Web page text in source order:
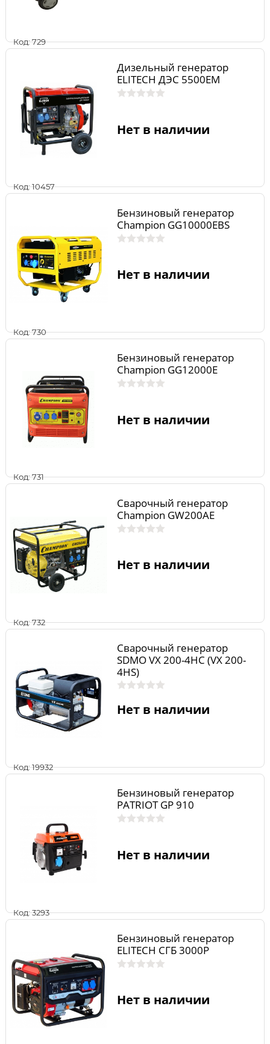
Код: 729
Код: 10457
Дизельный генератор
ELITECH ДЭС 5500ЕМ
Нет в наличии
Код: 730
Бензиновый генератор
Champion GG10000EBS
Нет в наличии
Код: 731
Бензиновый генератор
Champion GG12000E
Нет в наличии
Код: 732
Сварочный генератор
Champion GW200AE
Нет в наличии
Код: 19932
Сварочный генератор
SDMO VX 200-4HC (VX 200-
4HS)
Нет в наличии
Код: 3293
Бензиновый генератор
PATRIOT GP 910
Нет в наличии
Бензиновый генератор
ELITECH СГБ 3000Р
Нет в наличии